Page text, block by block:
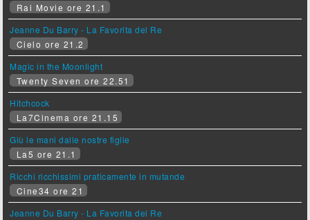
Rai Movie ore 21.1
Jeanne Du Barry - La Favorita del Re
Cielo ore 21.2
Magic in the Moonlight
Twenty Seven ore 22.51
Hitchcock
La7Cinema ore 21.15
Giù le mani dalle nostre figlie
La5 ore 21.1
Ricchi ricchissimi praticamente in mutande
Cine34 ore 21
Jeanne Du Barry - La Favorita del Re